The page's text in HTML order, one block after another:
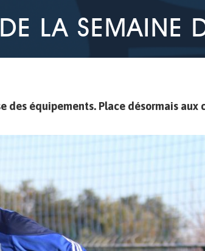
LA SEMAINE
des équipements. Place désormais aux